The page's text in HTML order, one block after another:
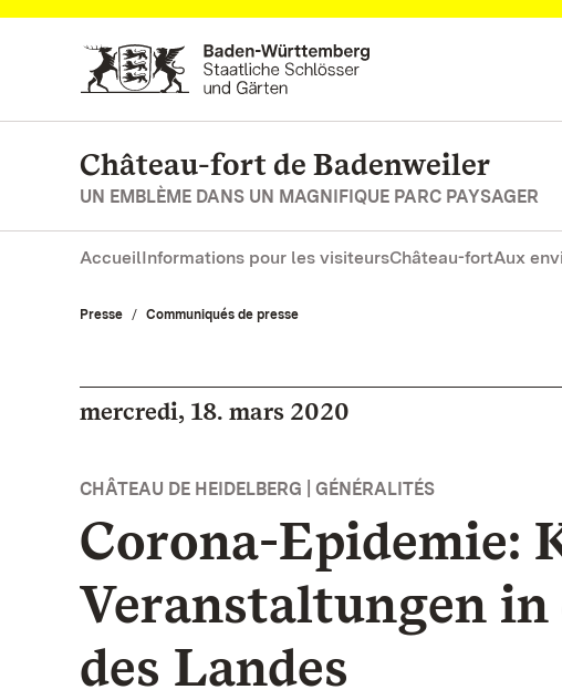
Vers la page d’accueil
Château-fort de Badenweiler
UN EMBLÈME DANS UN MAGNIFIQUE PARC PAYSAGER
AccueilInformations pour les visiteursChâteau-fortAux
Presse Communiqués de presse
mercredi, 18. mars 2020
CHÂTEAU DE HEIDELBERG | GÉNÉRALITÉS
Corona-Epidemie:
Veranstaltungen
des Landes